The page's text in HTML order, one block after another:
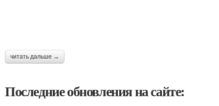
читать дальше →
Последние обновления на сайте: